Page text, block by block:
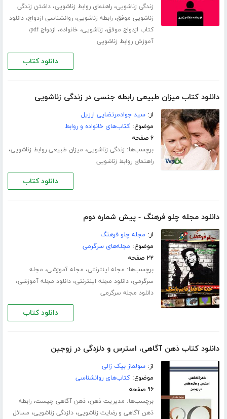
زندگی زناشویی،راهنمای روابط زناشویی،داشتن زندگی
زناشویی موفق،رابطه زناشویی،روانشناسی ازدواج،دانلود
کتاب ازدواج موفق، زناشویی، خانواده، ازدواج pdf ،
آموزش روابط زناشویی
دانلود کتاب
دانلود کتاب میزان طبیعی رابطه جنسی در زندگی زناشویی
از:سید جوادمرتضایی ارزیل
موضوع:کتاب‌های خانواده و روابط
۶ صفحه
برچسب‌ها: زندگی زناشویی، میزان طبیعی روابط زناشویی،
راهنمای روابط زناشویی
دانلود کتاب
دانلود مجله چلو فرهنگ - پیش شماره دوم
از: مجله چلو فرهنگ
موضوع: مجله‌های سرگرمی
۲۲ صفحه
برچسب‌ها: مجله اینترنتی، مجله آموزشی، مجله
سرگرمی،دانلود مجله اینترنتی،دانلود مجله آموزشی،
دانلود مجله سرگرمی
دانلود کتاب
دانلود کتاب ذهن آگاهی، استرس و دلزدگی در زوجین
از:سولماز بیک زالی
موضوع:کتاب‌های روانشناسی
۹۶ صفحه
برچسب‌ها: مدیریت ذهن،ذهن آگاهی چیست،رابطه
ذهن آگاهی و رضایت زناشویی،دلزدگی زناشویی، مسائل